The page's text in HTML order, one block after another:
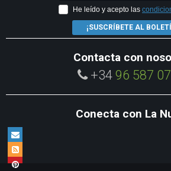
He leído y acepto las
¡SUSCRÍBETE AL
Contacta con
+34 96 587
Conecta con La